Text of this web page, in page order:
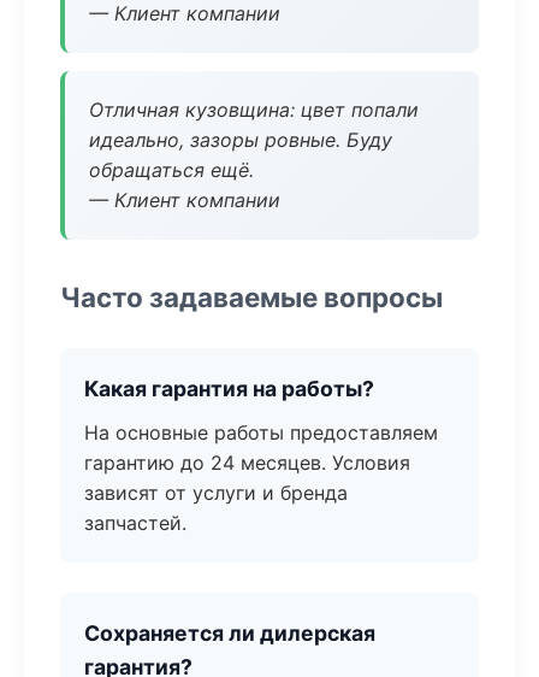
— Клиент компании
Отличная кузовщина: цвет попали
идеально, зазоры ровные. Буду
обращаться ещё.
— Клиент компании
Часто задаваемые вопросы
Какая гарантия на работы?
На основные работы предоставляем
гарантию до 24 месяцев. Условия
зависят от услуги и бренда
запчастей.
Сохраняется ли дилерская
гарантия?